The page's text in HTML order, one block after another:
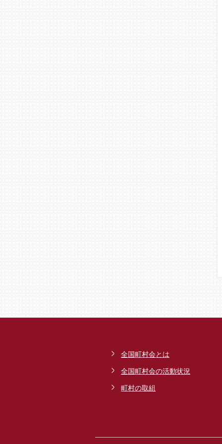
全国町村会とは
全国町村会の活動状況
町村の取組